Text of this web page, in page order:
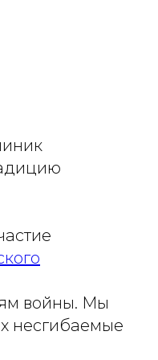
войны. Мы
несгибаемые